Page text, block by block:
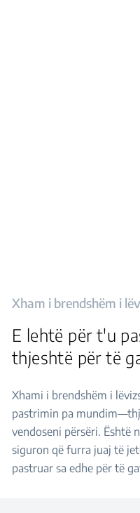
Xham i brendshëm i
E lehtë për t'u
thjeshtë për të
Xhami i brendshëm i
pastrimin pa
vendoseni përsëri. Është
siguron që furra juaj të
pastruar sa edhe për të